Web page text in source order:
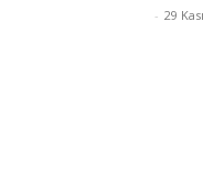
- 29